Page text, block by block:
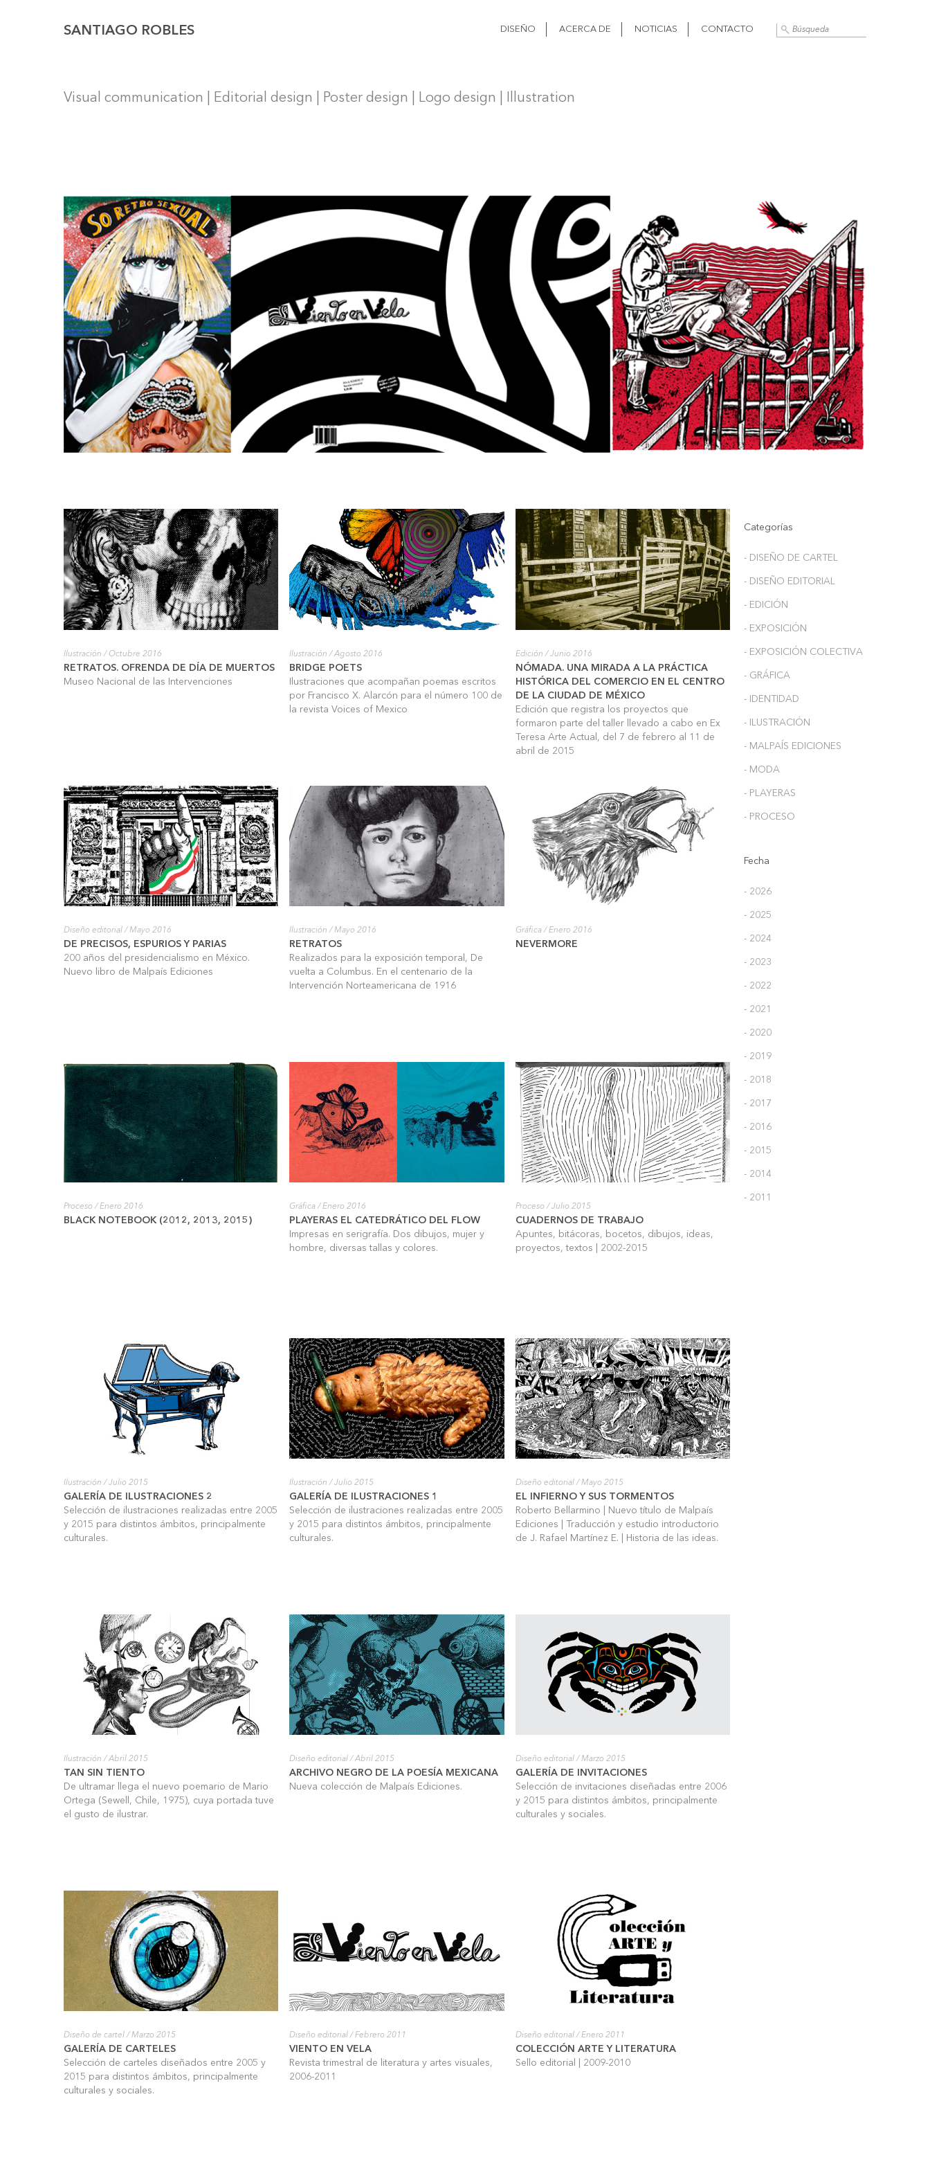
SANTIAGO ROBLES DISEÑO ACERCA DE NOTICIAS CONTACTO
Visual communication | Editorial design | Poster design | Logo design | Illustration
Ilustración / Octubre 2016
RETRATOS. OFRENDA DE DÍA DE MUERTOS
Museo Nacional de las Intervenciones
Ilustración / Agosto 2016
BRIDGE POETS
Ilustraciones que acompañan poemas escritos
por Francisco X. Alarcón para el número 100 de
la revista Voices of Mexico
Edición / Junio 2016
NÓMADA. UNA MIRADA A LA PRÁCTICA
HISTÓRICA DEL COMERCIO EN EL CENTRO
DE LA CIUDAD DE MÉXICO
Edición que registra los proyectos que
formaron parte del taller llevado a cabo en Ex
Teresa Arte Actual, del 7 de febrero al 11 de
abril de 2015
Diseño editorial/ Mayo 2016
DE PRECISOS, ESPURIOS Y PARIAS
200 años del presidencialismo en México.
Nuevo libro de Malpaís Ediciones
Ilustración / Mayo 2016
RETRATOS
Realizados para la exposición temporal, De
vuelta a Columbus. En el centenario de la
Intervención Norteamericana de 1916
Gráfica/ Enero 2016
NEVERMORE
Proceso / Enero 2016
BLACK NOTEBOOK (2012, 2013, 2015)
Gráfica/ Enero 2016
PLAYERAS EL CATEDRÁTICO DEL FLOW
Impresas en serigrafía. Dos dibujos, mujer y
hombre, diversas tallas y colores.
Proceso / Julio 2015
CUADERNOS DE TRABAJO
Apuntes, bitácoras, bocetos, dibujos, ideas,
proyectos, textos | 2002-2015
Ilustración / Julio 2015
GALERÍA DE ILUSTRACIONES 2
Selección de ilustraciones realizadas entre 2005
y 2015 para distintos ámbitos, principalmente
culturales.
Ilustración / Julio 2015
GALERÍA DE ILUSTRACIONES 1
Selección de ilustraciones realizadas entre 2005
y 2015 para distintos ámbitos, principalmente
culturales.
Diseño editorial/ Mayo 2015
EL INFIERNO Y SUS TORMENTOS
Roberto Bellarmino | Nuevo título de Malpaís
Ediciones | Traducción y estudio introductorio
de J. Rafael Martínez E. | Historia de las ideas.
Ilustración / Abril 2015
TAN SIN TIENTO
De ultramar llega el nuevo poemario de Mario
Ortega (Sewell, Chile, 1975), cuya portada tuve
el gusto de ilustrar.
Diseño editorial/ Abril 2015
ARCHIVO NEGRO DE LA POESÍA MEXICANA
Nueva colección de Malpaís Ediciones.
Diseño editorial/ Marzo 2015
GALERÍA DE INVITACIONES
Selección de invitaciones diseñadas entre 2006
y 2015 para distintos ámbitos, principalmente
culturales y sociales.
Diseño de cartel/ Marzo 2015
GALERÍA DE CARTELES
Selección de carteles diseñados entre 2005 y
2015 para distintos ámbitos, principalmente
culturales y sociales.
Diseño editorial/ Febrero 2011
VIENTO EN VELA
Revista trimestral de literatura y artes visuales,
2006-2011
Diseño editorial/ Enero 2011
COLECCIÓN ARTE Y LITERATURA
Sello editorial | 2009-2010
Categorías
- DISEÑO DE CARTEL
- DISEÑO EDITORIAL
- EDICIÓN
- EXPOSICIÓN
- EXPOSICIÓN COLECTIVA
- GRÁFICA
- IDENTIDAD
- ILUSTRACIÓN
- MALPAÍS EDICIONES
- MODA
- PLAYERAS
- PROCESO
Fecha
- 2026
- 2025
- 2024
- 2023
- 2022
- 2021
- 2020
- 2019
- 2018
- 2017
- 2016
- 2015
- 2014
- 2011